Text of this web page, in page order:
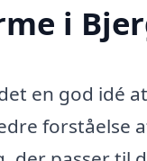
i
en god idé
forståelse